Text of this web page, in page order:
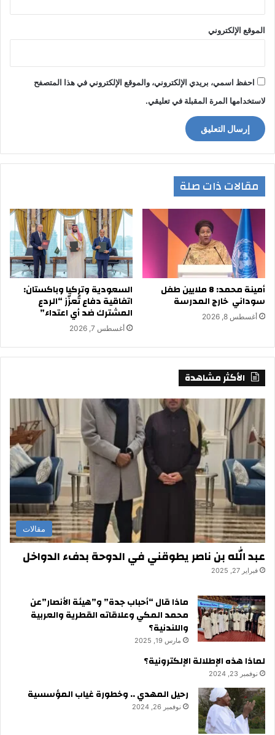
الموقع الإلكتروني
احفظ اسمي، بريدي الإلكتروني، والموقع الإلكتروني في هذا المتصفح
لاستخدامها المرة المقبلة في تعليقي.
مقالات ذات صلة
أمينة محمد: 8 ملايين طفل
سوداني خارج المدرسة
أغسطس 8, 2026
السعودية وتركيا وباكستان:
اتفاقية دفاع تُعزّز “الردع
المشترك ضد أي اعتداء”
أغسطس 7, 2026
الأكثر مشاهدة
مقالات
عبد الله بن ناصر يطوقني في الدوحة بدفء الدواخل
فبراير 27, 2025
ماذا قال “أحباب جدة” و”هيئة الأنصار”عن
محمد المكي وعلاقاته القطرية والعربية
واللندنية؟
مارس 19, 2025
لماذا هذه الإطلالة الإلكترونية؟
نوفمبر 23, 2024
رحيل المهدي .. وخطورة غياب المؤسسية
نوفمبر 26, 2024